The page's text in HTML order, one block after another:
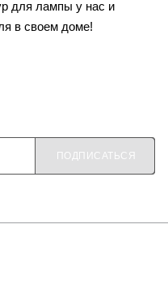
для лампы у нас и
в своем доме!
ПОДПИСАТЬСЯ